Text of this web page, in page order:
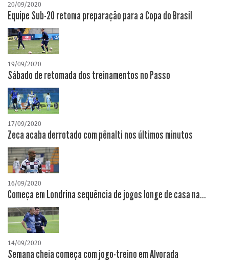
20/09/2020
Equipe Sub-20 retoma preparação para a Copa do Brasil
19/09/2020
Sábado de retomada dos treinamentos no Passo
17/09/2020
Zeca acaba derrotado com pênalti nos últimos minutos
16/09/2020
Começa em Londrina sequência de jogos longe de casa na...
14/09/2020
Semana cheia começa com jogo-treino em Alvorada